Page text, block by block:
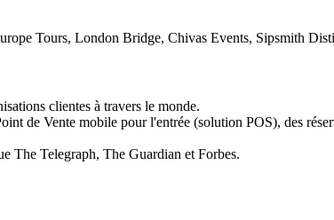
Tours, London Bridge, Chivas Events, Sipsmith
clientes à travers le monde.
de Vente mobile pour l'entrée (solution POS), des
The Telegraph, The Guardian et Forbes.